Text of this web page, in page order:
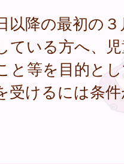
以降の最初の
ている方へ、
と等を目的と
受けるには条